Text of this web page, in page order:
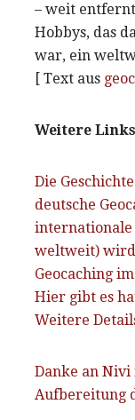
– weit
Hobbys, das
war, ein
[ Text aus
Weitere
Die
deutsche
internationale
weltweit)
Geocaching
Hier gibt es
Weitere
Danke an
Aufbereitung